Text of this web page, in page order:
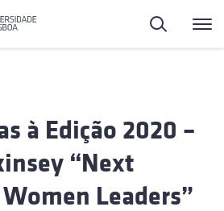
Pesquisa
à Edição 2020 –
“Next
Leaders”